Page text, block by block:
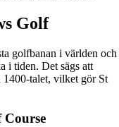
Golf
golfbanan i världen och
i tiden. Det sägs att
1400-talet, vilket gör St